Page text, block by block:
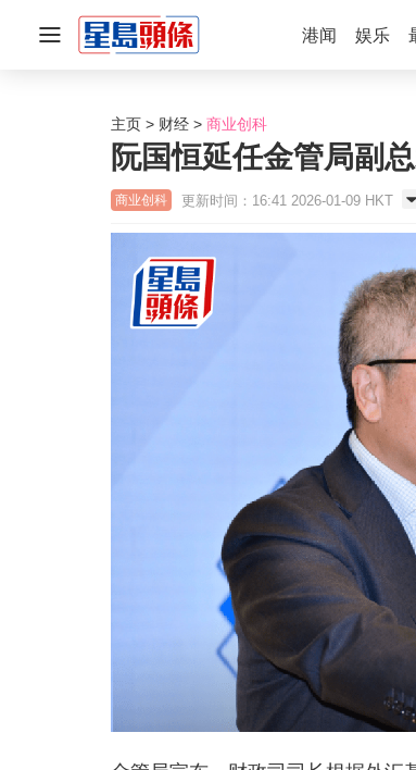
港闻 娱乐
主页 财经 商业创科
阮国恒延任金管局副
商业创科 更新时间：16:41 2026-01-09 HKT